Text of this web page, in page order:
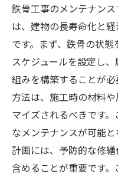
自動化機器で鉄骨
自動化の導入
人為的ミスを
自動化による
実際の現場で
自動化がもた
導入事例とそ
スタッフのスキル
える
鉄骨工事のメンテナン
は、建物の長寿命化と
です。まず、鉄骨の状
スケジュールを設定し
組みを構築することが
方法は、施工時の材料
マイズされるべきです
なメンテナンスが可能
計画には、予防的な修
含めることが重要です